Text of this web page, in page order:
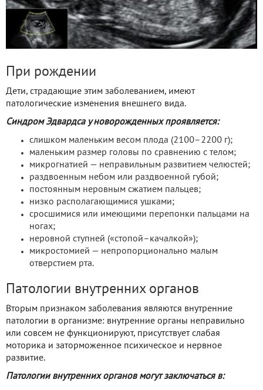
При рождении
Дети, страдающие этим заболеванием, имеют
патологические изменения внешнего вида.
Синдром Эдвардса у новорожденных проявляется:
слишком маленьким весом плода (2100–2200 г);
маленьким размер головы по сравнению с телом;
микрогнатией — неправильным развитием челюстей;
раздвоенным небом или раздвоенной губой;
постоянным неровным сжатием пальцев;
низко располагающимися ушками;
сросшимися или имеющими перепонки пальцами на
ногах;
неровной ступней («стопой–качалкой»);
микростомией — непропорционально малым
отверстием рта.
Патологии внутренних органов
Вторым признаком заболевания являются внутренние
патологии в организме: внутренние органы неправильно
или совсем не функционируют, присутствует слабая
моторика и заторможенное психическое и нервное
развитие.
Патологии внутренних органов могут заключаться в: